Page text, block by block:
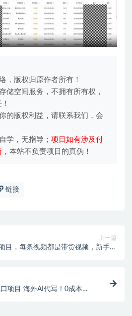
，版权归原作者所有！
储空间服务，不拥有所有权，
的版权利益，请联系我们，会
学，无指导； 项目如有涉及付
，本站不负责项目的真伪！
链接
上一篇
目，每条视频都是带货视频，新手也
项目 海外AI代写！0成本运